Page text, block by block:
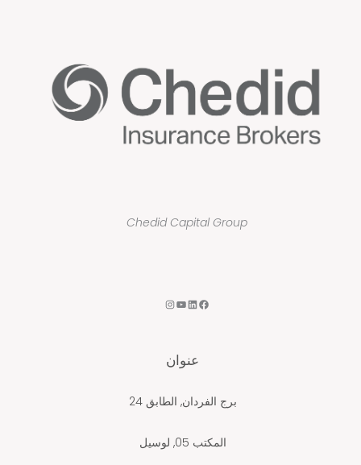
Chedid Capital Group
F
o
o
ل
ن
د
إ
ي
ي
ب
إ
س
ت
ج
ا
م
عنوان
برج الفردان, الطابق 24
المكتب 05, لوسيل